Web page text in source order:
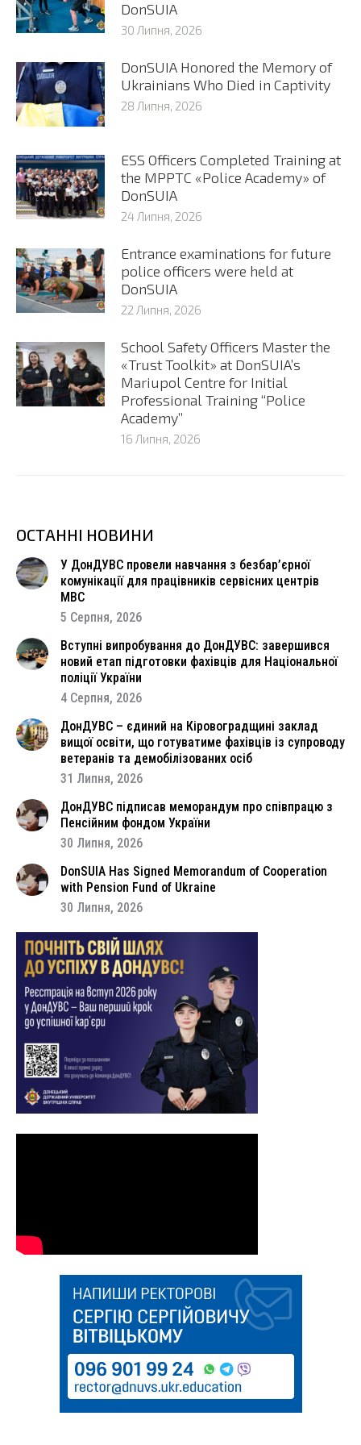
DonSUIA
30 Липня, 2026
DonSUIA Honored the Memory of
Ukrainians Who Died in Captivity
28 Липня, 2026
ESS Officers Completed Training at
the MPPTC «Police Academy» of
DonSUIA
24 Липня, 2026
Entrance examinations for future
police officers were held at
DonSUIA
22 Липня, 2026
School Safety Officers Master the
«Trust Toolkit» at DonSUIA’s
Mariupol Centre for Initial
Professional Training “Police
Academy”
16 Липня, 2026
ОСТАННІ НОВИНИ
У ДонДУВС провели навчання з безбар’єрної
комунікації для працівників сервісних центрів
МВС
5 Серпня, 2026
Вступні випробування до ДонДУВС: завершився
новий етап підготовки фахівців для Національної
поліції України
4 Серпня, 2026
ДонДУВС – єдиний на Кіровоградщині заклад
вищої освіти, що готуватиме фахівців із супроводу
ветеранів та демобілізованих осіб
31 Липня, 2026
ДонДУВС підписав меморандум про співпрацю з
Пенсійним фондом України
30 Липня, 2026
DonSUIA Has Signed Memorandum of Cooperation
with Pension Fund of Ukraine
30 Липня, 2026